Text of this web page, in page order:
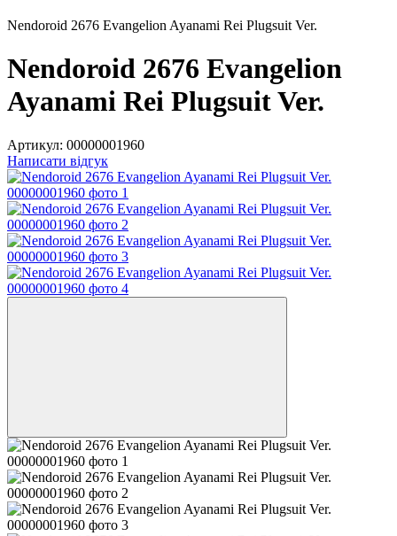
Nendoroid 2676 Evangelion Ayanami Rei Plugsuit Ver.
Nendoroid 2676 Evangelion
Ayanami Rei Plugsuit Ver.
Артикул: 00000001960
Написати відгук